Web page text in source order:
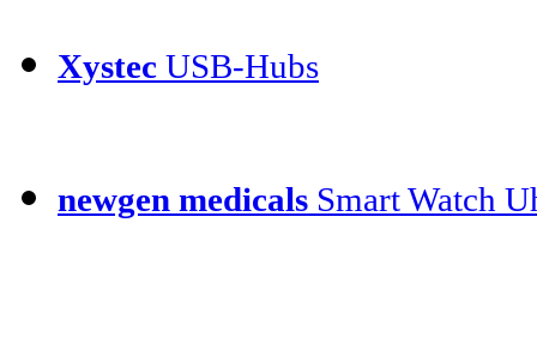
Xystec USB-Hubs
newgen medicals Smart Watch